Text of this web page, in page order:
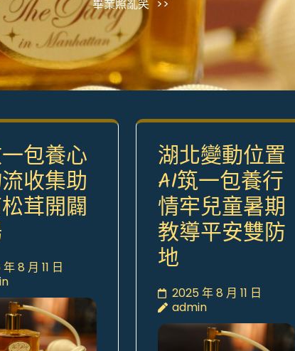
畢業照亂笑 >>
包養心
收集助
茸開闢
8 月 11 日
湖北變動位置
AI筑一包養行
情牢兒童暑期
教導平安雙防
地
2025 年 8 月 11 日
admin